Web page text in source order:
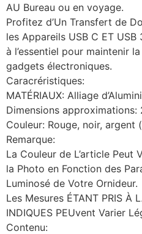
AU Bureau ou en voyage.
Profitez d’Un Transfert de
les Appareils USB C ET
à l’essentiel pour maintenir
gadgets électroniques.
Caracréristiques:
MATÉRIAUX: Alliage
Dimensions
Couleur: Rouge, noir, argent
Remarque:
La Couleur de L’article Peut
la Photo en Fonction des
Luminosé de Votre Ornideur.
Les Mesures ÉTANT PRIS À
INDIQUES PEUvent Varier
Contenu: